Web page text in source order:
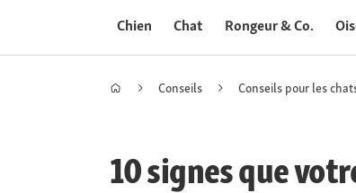
Chien Chat Rongeur & Co.
Conseils Conseils pour les
10 signes que